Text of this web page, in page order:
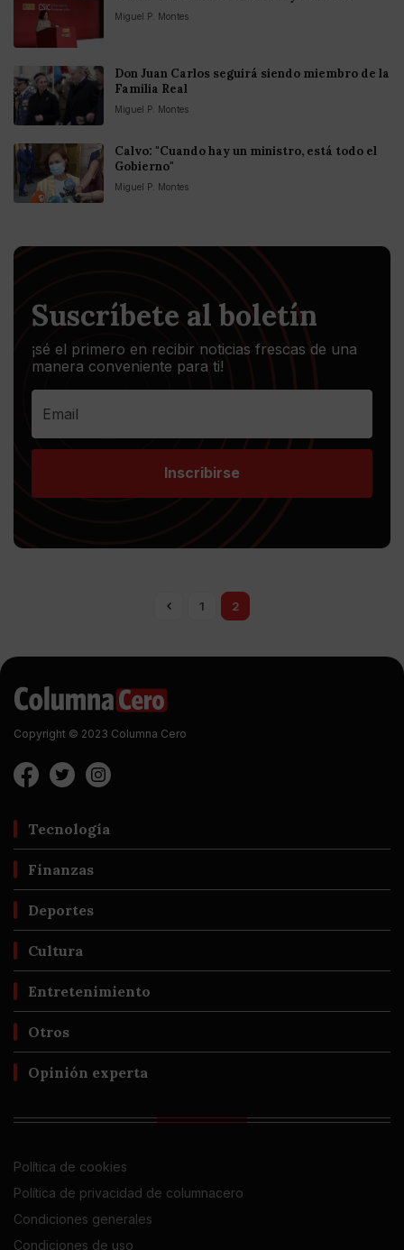
Miguel P. Montes
Don Juan Carlos seguirá siendo miembro de la
Familia Real
Miguel P. Montes
Calvo: "Cuando hay un ministro, está todo el
Gobierno"
Miguel P. Montes
Suscríbete al boletín
¡sé el primero en recibir noticias frescas de una
manera conveniente para ti!
Inscribirse
1 2
Copyright © 2023 Columna Cero
Tecnología
Finanzas
Deportes
Cultura
Entretenimiento
Otros
Opinión experta
Política de cookies
Política de privacidad de columnacero
Condiciones generales
Condiciones de uso